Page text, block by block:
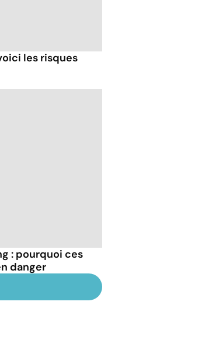
les risques
: pourquoi ces
danger